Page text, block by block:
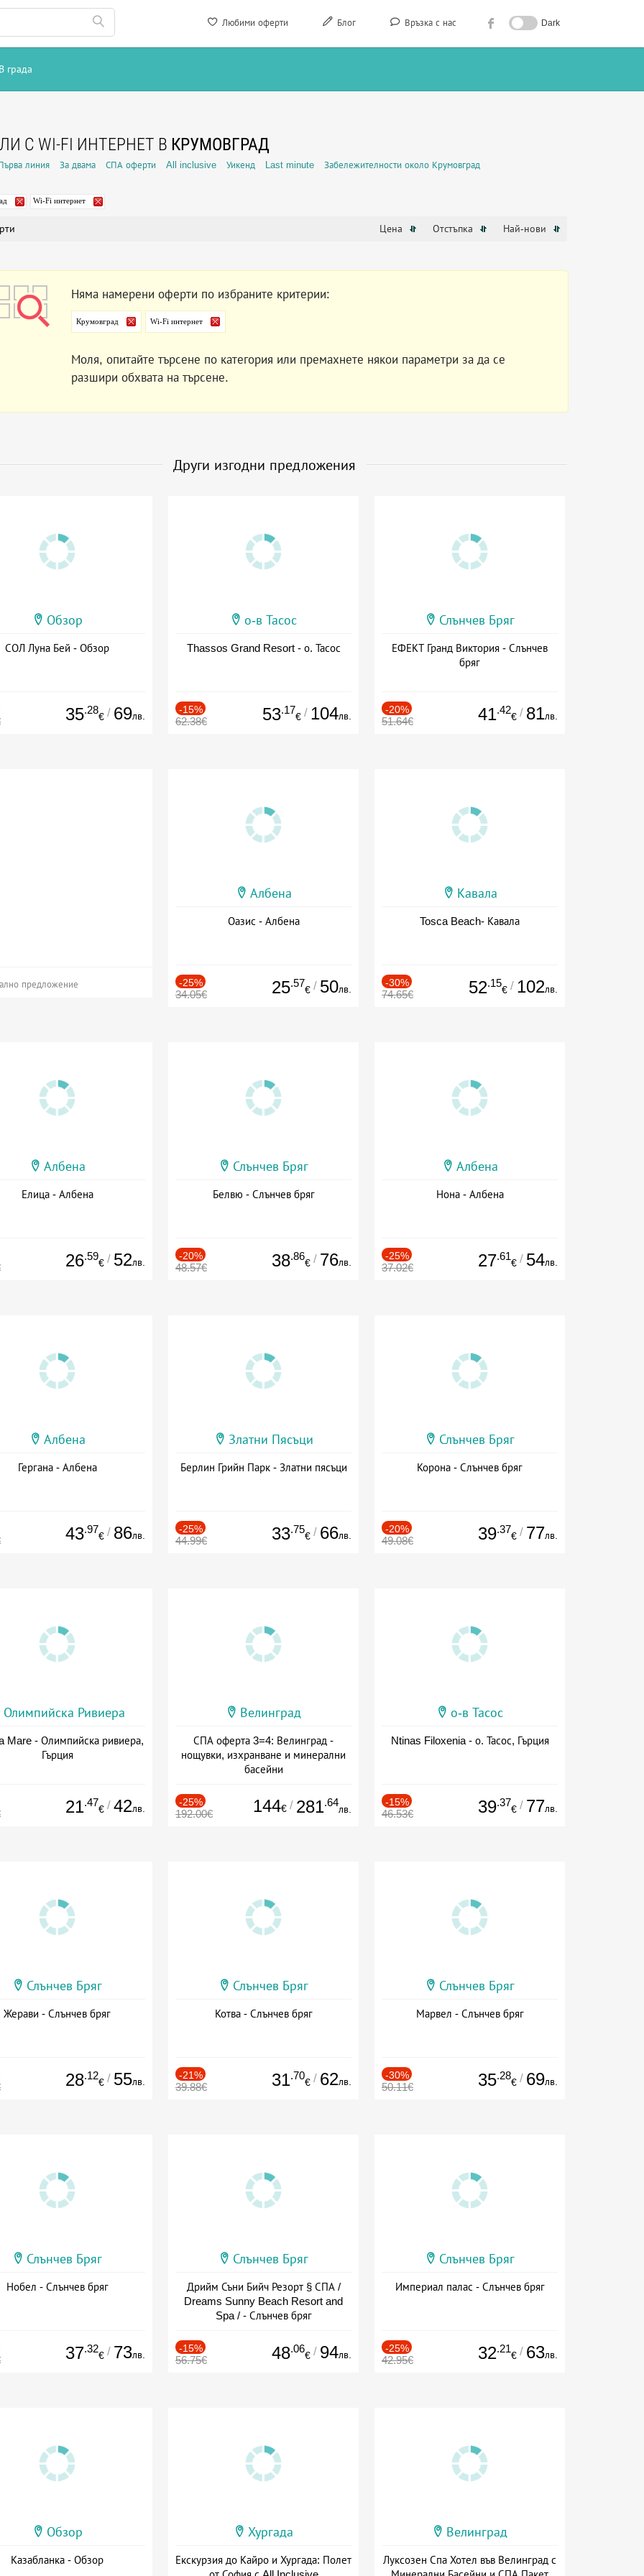
Любими оферти Блог Връзка с нас Dark
В града
С WI-FI ИНТЕРНЕТ В КРУМОВГРАД
линия За двама СПА оферти All inclusive Уикенд Last minute Забележителности около Крумовград
Wi-Fi интернет
Цена Отстъпка Най-нови
Няма намерени оферти по избраните критерии:
Крумовград Wi-Fi интернет
Моля, опитайте търсене по категория или премахнете някои параметри за да се
разшири обхвата на търсене.
Други изгодни предложения
Обзор
СОЛ Луна Бей - Обзор
35.28
€ / 69лв.
о-в Тасос
Thassos Grand Resort - о. Тасос
-15%
62.38€ 53.17
€ / 104лв.
Слънчев Бряг
ЕФЕКТ Гранд Виктория - Слънчев
бряг
-20%
51.64€ 41.42
€ / 81лв.
предложение
Албена
Оазис - Албена
-25%
34.05€ 25.57
€ / 50лв.
Кавала
Tosca Beach- Кавала
-30%
74.65€ 52.15
€ / 102лв.
Албена
Елица - Албена
26.59
€ / 52лв.
Слънчев Бряг
Белвю - Слънчев бряг
-20%
48.57€ 38.86
€ / 76лв.
Албена
Нона - Албена
-25%
37.02€ 27.61
€ / 54лв.
Албена
Гергана - Албена
43.97
€ / 86лв.
Златни Пясъци
Берлин Грийн Парк - Златни пясъци
-25%
44.99€ 33.75
€ / 66лв.
Слънчев Бряг
Корона - Слънчев бряг
-20%
49.08€ 39.37
€ / 77лв.
Олимпийска Ривиера
Mare - Олимпийска ривиера,
Гърция
21.47
€ / 42лв.
Велинград
СПА оферта 3=4: Велинград -
нощувки, изхранване и минерални
басейни
-25%
192.00€ 144€ / 281.64
лв.
о-в Тасос
Ntinas Filoxenia - о. Тасос, Гърция
-15%
46.53€ 39.37
€ / 77лв.
Слънчев Бряг
Жерави - Слънчев бряг
28.12
€ / 55лв.
Слънчев Бряг
Котва - Слънчев бряг
-21%
39.88€ 31.70
€ / 62лв.
Слънчев Бряг
Марвел - Слънчев бряг
-30%
50.11€ 35.28
€ / 69лв.
Слънчев Бряг
Нобел - Слънчев бряг
37.32
€ / 73лв.
Слънчев Бряг
Дрийм Съни Бийч Резорт § СПА /
Dreams Sunny Beach Resort and
Spa / - Слънчев бряг
-15%
56.75€ 48.06
€ / 94лв.
Слънчев Бряг
Империал палас - Слънчев бряг
-25%
42.95€ 32.21
€ / 63лв.
Обзор
Казабланка - Обзор
Хургада
Екскурзия до Кайро и Хургада: Полет
Велинград
Луксозен Спа Хотел във Велинград с